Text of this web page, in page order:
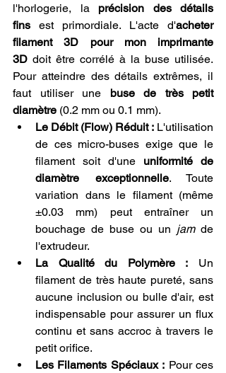
l'horlogerie, la précision des détails
fins est primordiale. L'acte d'acheter
filament 3D pour mon imprimante
3D doit être corrélé à la buse utilisée.
Pour atteindre des détails extrêmes, il
faut utiliser une buse de très petit
diamètre (0.2 mm ou 0.1 mm).
Le Débit (Flow) Réduit : L'utilisation
de ces micro-buses exige que le
filament soit d'une uniformité de
diamètre exceptionnelle. Toute
variation dans le filament (même
±0.03 mm) peut entraîner un
bouchage de buse ou un jam de
l'extrudeur.
La Qualité du Polymère : Un
filament de très haute pureté, sans
aucune inclusion ou bulle d'air, est
indispensable pour assurer un flux
continu et sans accroc à travers le
petit orifice.
Les Filaments Spéciaux : Pour ces